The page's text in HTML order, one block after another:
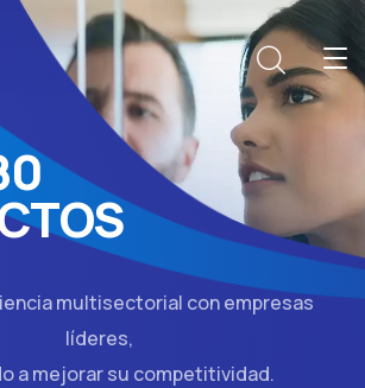
multisectorial con empresas
líderes,
a mejorar su competitividad.